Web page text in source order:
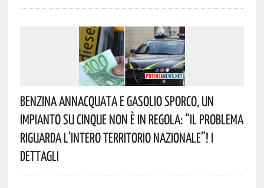
Benzina Annacquata E Gasolio Sporco, Un
Impianto Su Cinque Non È In Regola: “il Problema
Riguarda L’intero Territorio Nazionale”! I
Dettagli